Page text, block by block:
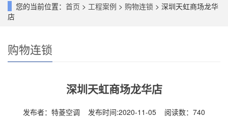
您的当前位置： 首页 > 工程案例 > 购物连锁 > 深圳天虹商场龙华
店
购物连锁
深圳天虹商场龙华店
发布者：特菱空调 发布时间:2020-11-05 阅读数： 740